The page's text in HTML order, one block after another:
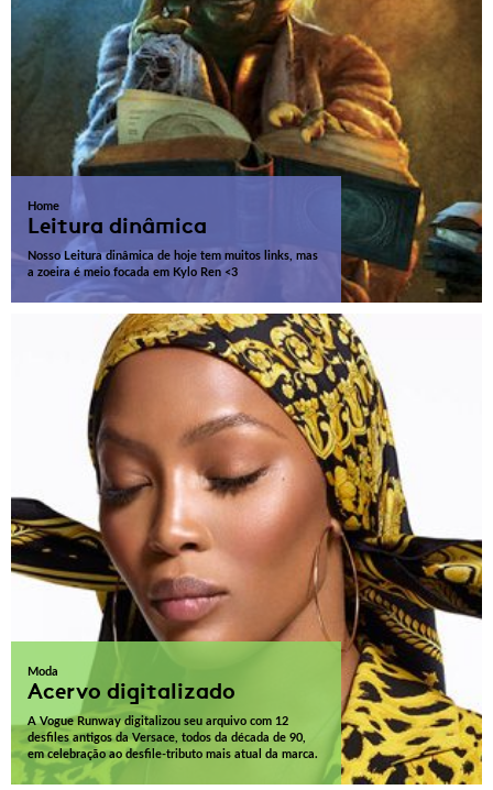
Home
Leitura dinâmica
Nosso Leitura dinâmica de hoje tem muitos links, mas
a zoeira é meio focada em Kylo Ren <3
Moda
Acervo digitalizado
A Vogue Runway digitalizou seu arquivo com 12
desfiles antigos da Versace, todos da década de 90,
em celebração ao desfile-tributo mais atual da marca.